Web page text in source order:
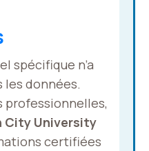
spécifique n’a
données.
professionnelles,
City University
certifiées